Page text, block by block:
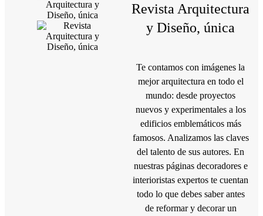
Revista Arquitectura
y Diseño, única
Te contamos con imágenes la
mejor arquitectura en todo el
mundo: desde proyectos
nuevos y experimentales a los
edificios emblemáticos más
famosos. Analizamos las claves
del talento de sus autores. En
nuestras páginas decoradores e
interioristas expertos te cuentan
todo lo que debes saber antes
de reformar y decorar un